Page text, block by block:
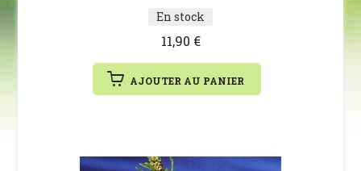
En stock
11,90 €
AJOUTER AU PANIER